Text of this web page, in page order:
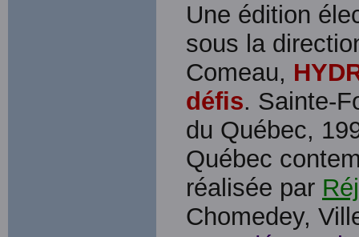
Une édition
sous la
Comeau,
défis. Sainte-
du Québec,
Québec
réalisée par
Chomedey,